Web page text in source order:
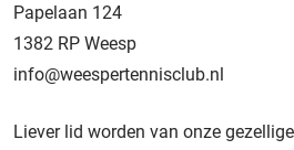
Papelaan 124
1382 RP Weesp
info@weespertennisclub.nl
Liever lid worden van onze